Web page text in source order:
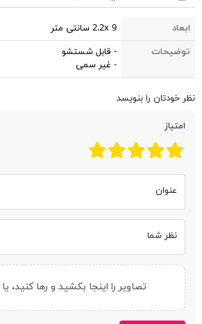
ابعاد
2.2x 9 سانتی متر
توضیحات
- قابل شستشو
- غیر سمی
نظر خودتان را بنویسد
امتیاز
عنوان
نظر شما
تصاویر را اینجا بکشید و رها کنید، یا